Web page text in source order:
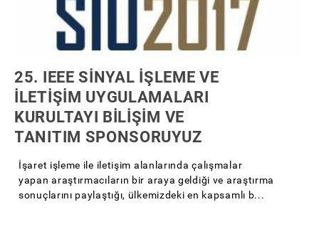
25. IEEE SİNYAL İŞLEME VE
İLETİŞİM UYGULAMALARI
KURULTAYI BİLİŞİM VE
TANITIM SPONSORUYUZ
İşaret işleme ile iletişim alanlarında çalışmalar
yapan araştırmacıların bir araya geldiği ve araştırma
sonuçlarını paylaştığı, ülkemizdeki en kapsamlı b...